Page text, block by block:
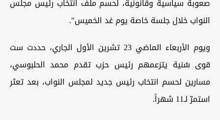
صعوبة سياسية وقانونية، لحسم ملف انتخاب رئيس مجلس
النواب خلال جلسة خاصة يوم غد الخميس".
ويوم الأربعاء الماضي 23 تشرين الأول الجاري، حددت ست
قوى سُنية يتزعمهم رئيس حزب تقدم محمد الحلبوسي،
مسارين لحسم انتخاب رئيس جديد لمجلس النواب، بعد تعثر
استمرّ لـ11 شهراً.